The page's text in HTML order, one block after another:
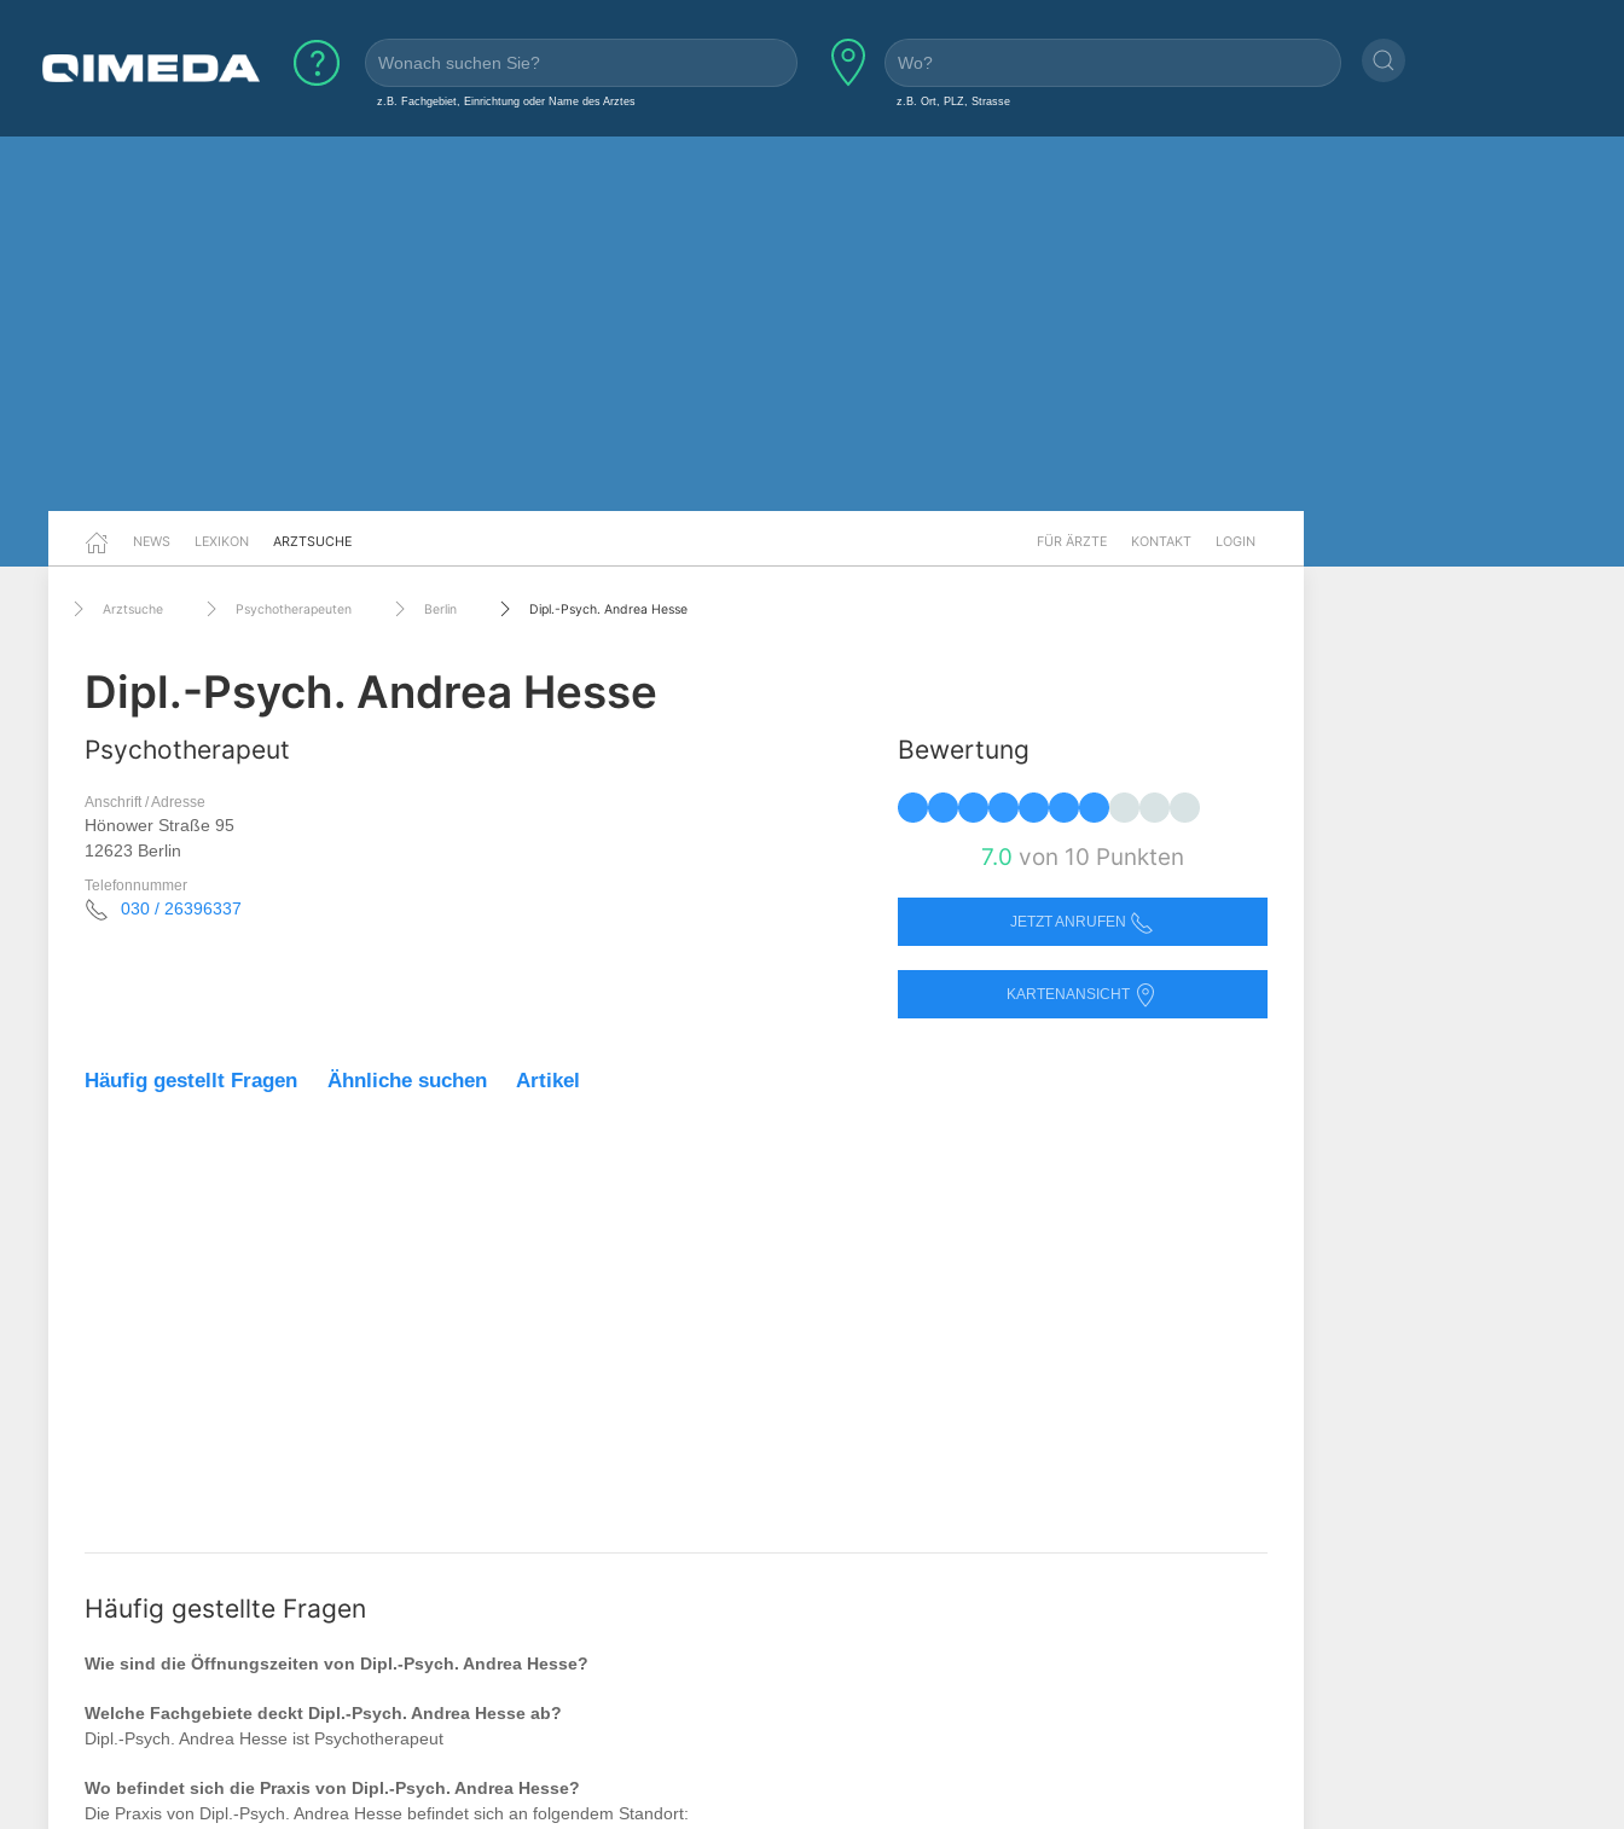
z.B. Fachgebiet, Einrichtung oder Name des Arztes z.B. Ort, PLZ, Strasse
NEWS LEXIKON ARZTSUCHE FÜR ÄRZTE KONTAKT LOGIN
Arztsuche Psychotherapeuten Berlin Dipl.-Psych. Andrea Hesse
Dipl.-Psych. Andrea Hesse
Psychotherapeut
Anschrift / Adresse
Hönower Straße 95
12623 Berlin
Telefonnummer
030 / 26396337
Bewertung
7.0 von 10 Punkten
JETZT ANRUFEN
KARTENANSICHT
Häufig gestellt Fragen Ähnliche suchen Artikel
Häufig gestellte Fragen
Wie sind die Öffnungszeiten von Dipl.-Psych. Andrea Hesse?
Welche Fachgebiete deckt Dipl.-Psych. Andrea Hesse ab?
Dipl.-Psych. Andrea Hesse ist Psychotherapeut
Wo befindet sich die Praxis von Dipl.-Psych. Andrea Hesse?
Die Praxis von Dipl.-Psych. Andrea Hesse befindet sich an folgendem Standort: